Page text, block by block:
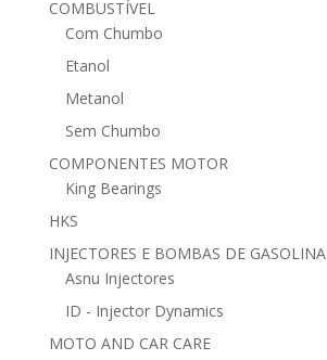
COMBUSTÍVEL
Com Chumbo
Etanol
Metanol
Sem Chumbo
COMPONENTES MOTOR
King Bearings
HKS
INJECTORES E BOMBAS DE GASOLINA
Asnu Injectores
ID - Injector Dynamics
MOTO AND CAR CARE